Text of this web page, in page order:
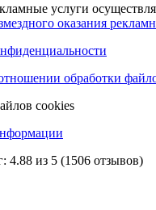
услуги
оказания
обработки
cookies
4.88 из 5 (1506 отзывов)